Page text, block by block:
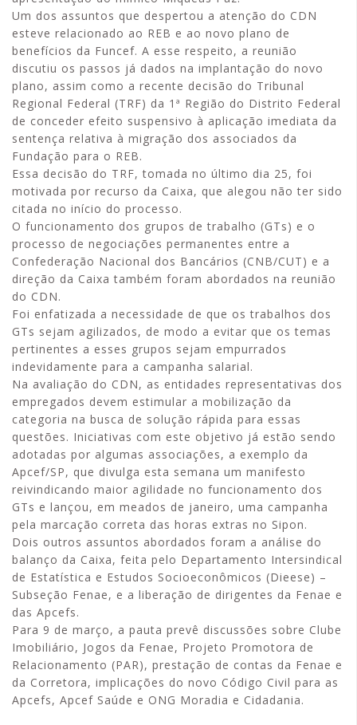
Um dos assuntos que despertou a atenção do CDN
esteve relacionado ao REB e ao novo plano de
benefícios da Funcef. A esse respeito, a reunião
discutiu os passos já dados na implantação do novo
plano, assim como a recente decisão do Tribunal
Regional Federal (TRF) da 1ª Região do Distrito Federal
de conceder efeito suspensivo à aplicação imediata da
sentença relativa à migração dos associados da
Fundação para o REB.
Essa decisão do TRF, tomada no último dia 25, foi
motivada por recurso da Caixa, que alegou não ter sido
citada no início do processo.
O funcionamento dos grupos de trabalho (GTs) e o
processo de negociações permanentes entre a
Confederação Nacional dos Bancários (CNB/CUT) e a
direção da Caixa também foram abordados na reunião
do CDN.
Foi enfatizada a necessidade de que os trabalhos dos
GTs sejam agilizados, de modo a evitar que os temas
pertinentes a esses grupos sejam empurrados
indevidamente para a campanha salarial.
Na avaliação do CDN, as entidades representativas dos
empregados devem estimular a mobilização da
categoria na busca de solução rápida para essas
questões. Iniciativas com este objetivo já estão sendo
adotadas por algumas associações, a exemplo da
Apcef/SP, que divulga esta semana um manifesto
reivindicando maior agilidade no funcionamento dos
GTs e lançou, em meados de janeiro, uma campanha
pela marcação correta das horas extras no Sipon.
Dois outros assuntos abordados foram a análise do
balanço da Caixa, feita pelo Departamento Intersindical
de Estatística e Estudos Socioeconômicos (Dieese) –
Subseção Fenae, e a liberação de dirigentes da Fenae e
das Apcefs.
Para 9 de março, a pauta prevê discussões sobre Clube
Imobiliário, Jogos da Fenae, Projeto Promotora de
Relacionamento (PAR), prestação de contas da Fenae e
da Corretora, implicações do novo Código Civil para as
Apcefs, Apcef Saúde e ONG Moradia e Cidadania.